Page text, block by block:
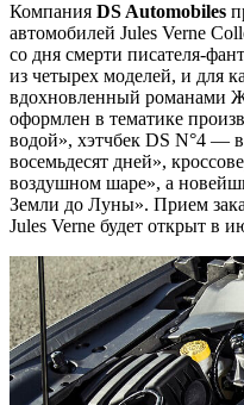
Компания DS Automobiles
автомобилей Jules Verne
со дня смерти писателя-
из четырех моделей, и для
вдохновленный романами
оформлен в тематике
водой», хэтчбек DS N°4 —
восемьдесят дней»,
воздушном шаре», а
Земли до Луны». Прием
Jules Verne будет открыт в